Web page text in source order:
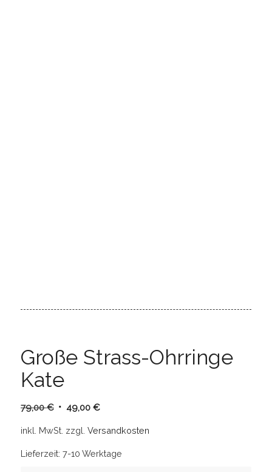
Große Strass-Ohrringe
Kate
79,00€ Ursprünglicher
war:
79,00 €
49,00 €Aktueller
ist:
49,00 €.
inkl. MwSt. zzgl. Versandkosten
Lieferzeit: 7-10 Werktage